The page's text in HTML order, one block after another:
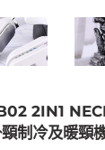
2IN1
制冷及暖頸